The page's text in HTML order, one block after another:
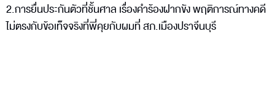
2.การยื่นประกันตัวที่ชั้นศาล เรื่องคำร้องฝากขัง พฤติการณ์ทางคดี
ไม่ตรงกับข้อเท็จจริงที่พี่คุยกับผมที่ สภ.เมืองปราจีนบุรี